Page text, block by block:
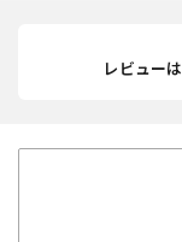
レビュー